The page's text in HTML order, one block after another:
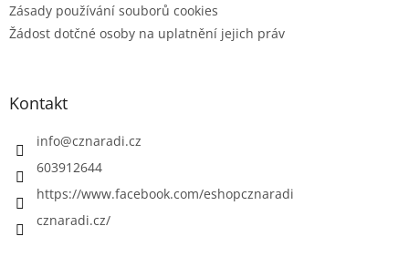
Zásady používání souborů cookies
Žádost dotčné osoby na uplatnění jejich práv
Kontakt
info@cznaradi.cz
603912644
https://www.facebook.com/eshopcznaradi
cznaradi.cz/